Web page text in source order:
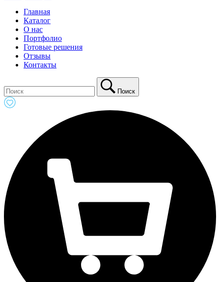
Главная
Каталог
О нас
Портфолио
Готовые решения
Отзывы
Контакты
Поиск